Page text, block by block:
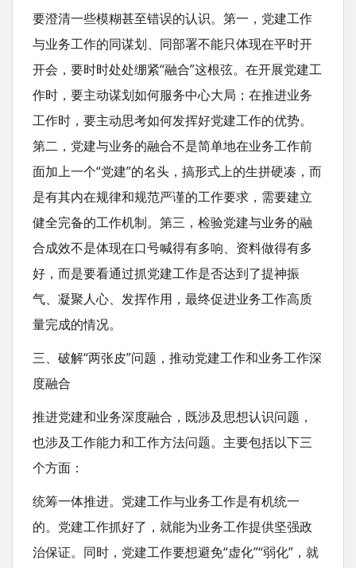
要澄清一些模糊甚至错误的认识。第一，党建工作
与业务工作的同谋划、同部署不能只体现在平时开
开会，要时时处处绷紧“融合”这根弦。在开展党建工
作时，要主动谋划如何服务中心大局；在推进业务
工作时，要主动思考如何发挥好党建工作的优势。
第二，党建与业务的融合不是简单地在业务工作前
面加上一个“党建”的名头，搞形式上的生拼硬凑，而
是有其内在规律和规范严谨的工作要求，需要建立
健全完备的工作机制。第三，检验党建与业务的融
合成效不是体现在口号喊得有多响、资料做得有多
好，而是要看通过抓党建工作是否达到了提神振
气、凝聚人心、发挥作用，最终促进业务工作高质
量完成的情况。
三、破解“两张皮”问题，推动党建工作和业务工作深
度融合
推进党建和业务深度融合，既涉及思想认识问题，
也涉及工作能力和工作方法问题。主要包括以下三
个方面：
统筹一体推进。党建工作与业务工作是有机统一
的。党建工作抓好了，就能为业务工作提供坚强政
治保证。同时，党建工作要想避免“虚化”“弱化”，就